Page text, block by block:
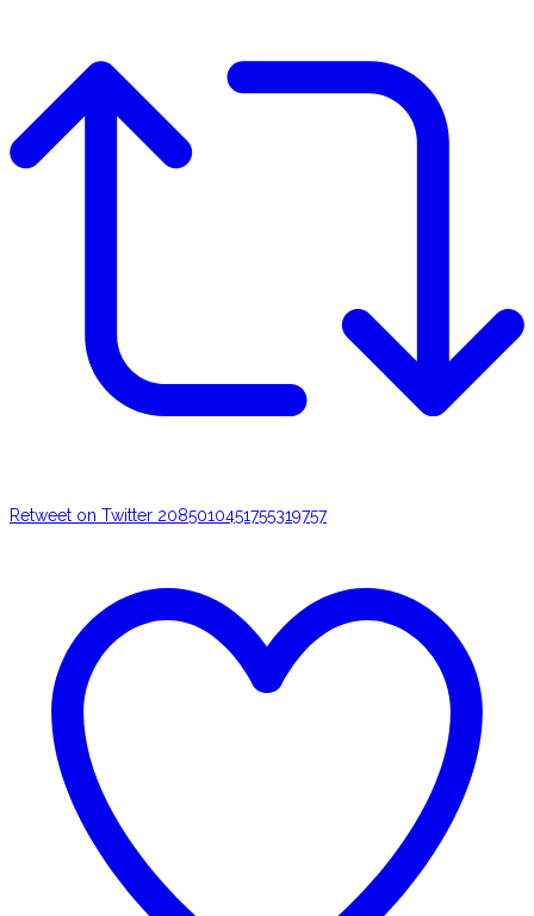
Retweet on Twitter 2085010451755319757